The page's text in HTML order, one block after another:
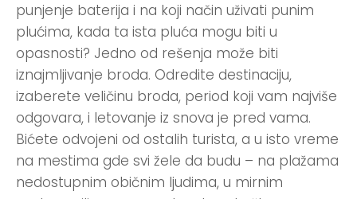
punjenje baterija i na koji način uživati punim
plućima, kada ta ista pluća mogu biti u
opasnosti? Jedno od rešenja može biti
iznajmljivanje broda. Odredite destinaciju,
izaberete veličinu broda, period koji vam najviše
odgovara, i letovanje iz snova je pred vama.
Bićete odvojeni od ostalih turista, a u isto vreme
na mestima gde svi žele da budu – na plažama
nedostupnim običnim ljudima, u mirnim